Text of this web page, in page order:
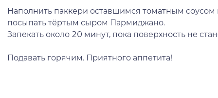
Наполнить паккери оставшимся томатным
посыпать тёртым сыром Пармиджано.
Запекать около 20 минут, пока поверхность не
Подавать горячим. Приятного аппетита!